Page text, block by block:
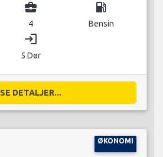
business_center
4
local_gas_station
Bensin
login
5 Dør
SE DETALJER...
ØKONOMI